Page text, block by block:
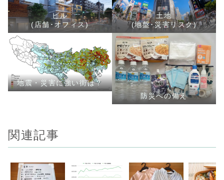
ビル
(店舗･オフィス)
土地
(地盤･災害リスク)
地震・災害に強い街は？
防災への備え
関連記事